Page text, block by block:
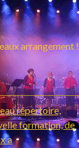
arrangement !
répertoire,
formation, de
a